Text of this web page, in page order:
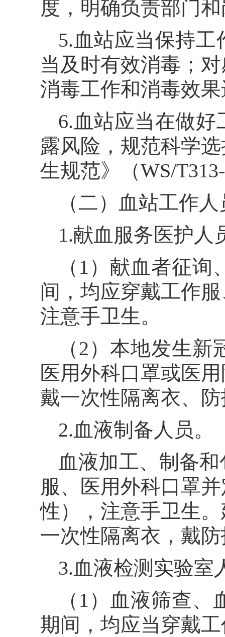
度，明确负责部门
5.血站应当保持
当及时有效消毒；
消毒工作和消毒效
6.血站应当在做
露风险，规范科学
生规范》（WS/
（二）血站工作
1.献血服务医护人
（1）献血者征
间，均应穿戴工作
注意手卫生。
（2）本地发生
医用外科口罩或医
戴一次性隔离衣、
2.血液制备人员。
血液加工、制备
服、医用外科口罩
性），注意手卫生
一次性隔离衣，戴
3.血液检测实验室
（1）血液筛查
期间，均应当穿戴